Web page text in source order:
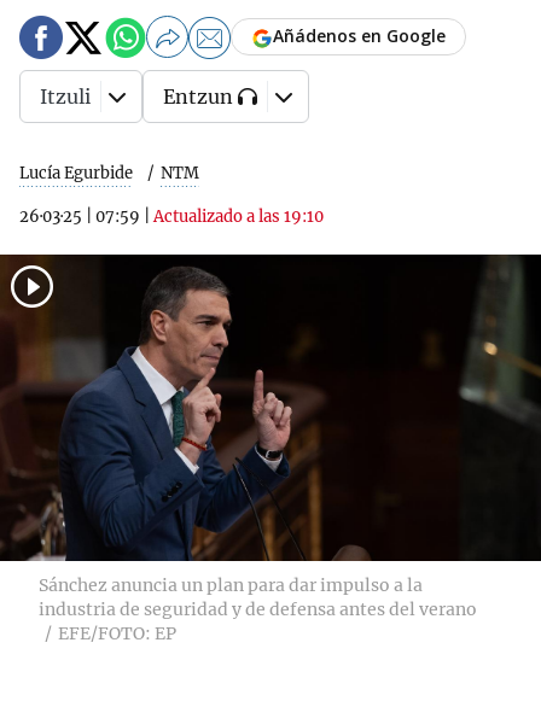
Lucía Egurbide NTM
26·03·25 07:59 |Actualizado a las 19:10
Añádenos en Google
Itzuli Entzun
Sánchez anuncia un plan para dar impulso a la
industria de seguridad y de defensa antes del verano
EFE/FOTO: EP